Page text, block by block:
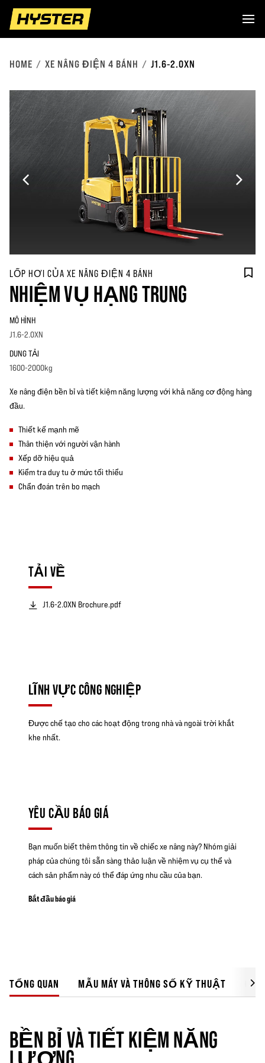
HOME XE NÂNG ĐIỆN 4 BÁNH J1.6-2.0XN
LỐP HƠI CỦA XE NÂNG ĐIỆN 4 BÁNH
NHIỆM VỤ HẠNG TRUNG
MÔ HÌNH
J1.6-2.0XN
DUNG TẢI
1600-2000kg
Xe nâng điện bền bỉ và tiết kiệm năng lượng với khả năng cơ động hàng
đầu.
Thiết kế mạnh mẽ
Thân thiện với người vận hành
Xếp dỡ hiệu quả
Kiểm tra duy tu ở mức tối thiểu
Chẩn đoán trên bo mạch
TẢI VỀ
J1.6-2.0XN Brochure.pdf
LĨNH VỰC CÔNG NGHIỆP
Được chế tạo cho các hoạt động trong nhà và ngoài trời khắt
khe nhất.
YÊU CẦU BÁO GIÁ
Bạn muốn biết thêm thông tin về chiếc xe nâng này? Nhóm giải
pháp của chúng tôi sẵn sàng thảo luận về nhiệm vụ cụ thể và
cách sản phẩm này có thể đáp ứng nhu cầu của bạn.
Bắt đầu báo giá
TỔNG QUAN MẪU MÁY VÀ THÔNG SỐ KỸ THUẬT
BỀN BỈ VÀ TIẾT KIỆM NĂNG